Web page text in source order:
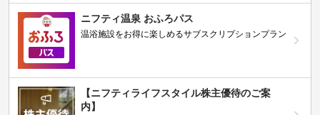
ニフティ温泉 おふろパス
温浴施設をお得に楽しめるサブスクリプションプラン
【ニフティライフスタイル株主優待のご案
内】